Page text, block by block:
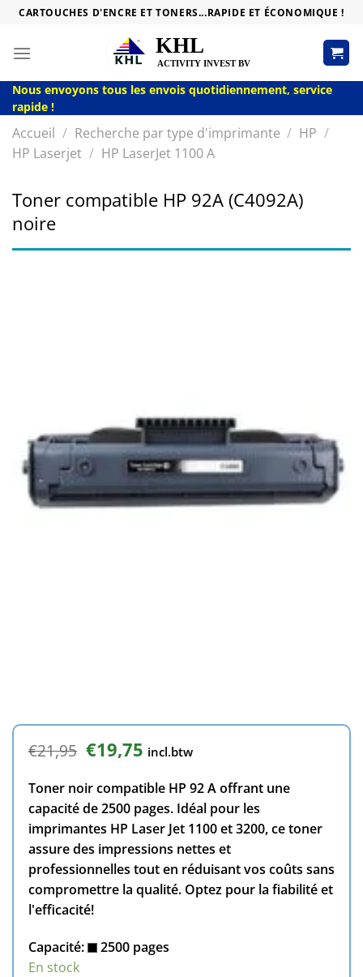
Passer
contenu
CARTOUCHES D'ENCRE ET TONERS...RAPIDE ET ÉCONOMIQUE !
Nous envoyons tous les envois quotidiennement, service
rapide !
Accueil / Recherche par type d'imprimante / HP /
HP Laserjet / HP LaserJet 1100 A
Toner compatible HP 92A (C4092A)
noire
€21,95 Le
prix
initial
était :
€21,95.
€19,75Le
prix
actuel
est :
€19,75.
incl.btw
Toner noir compatible HP 92 A offrant une
capacité de 2500 pages. Idéal pour les
imprimantes HP Laser Jet 1100 et 3200, ce toner
assure des impressions nettes et
professionnelles tout en réduisant vos coûts sans
compromettre la qualité. Optez pour la fiabilité et
l'efficacité!
Capacité:
2500 pages
En stock